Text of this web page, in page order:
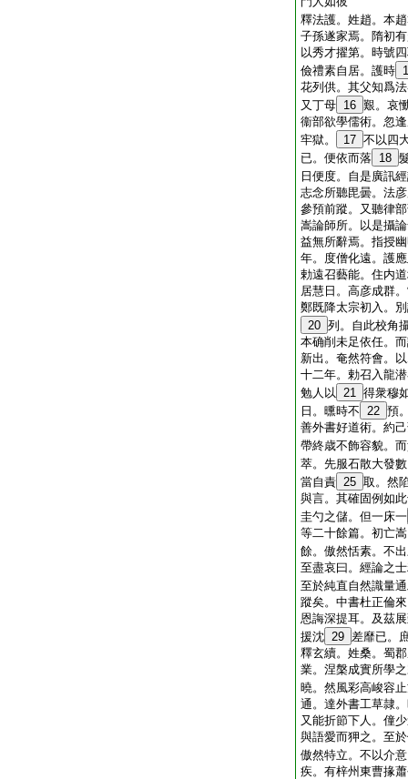
釋法護。姓趙。本
子孫遂家焉。隋初
以秀才擢第。時號
儉禮素自居。護時
花列供。其父知爲
又丁母 16 艱。哀
衞部欲學儒術。忽
牢獄。
17 不以四
已。便依而落
18
日便度。自是廣訊
志念所聽毘曇。法
參預前蹤。又聽律
嵩論師所。以是攝
益無所辭焉。指授
年。度僧化遠。護
勅遠召藝能。住内
居慧日。高彦成群
鄭既降太宗初入。
20 列。自此校角
本确削未足依任。
新出。奄然符會。
十二年。勅召入龍
勉人以 21 得衆穆
日。曛時不 22 預
善外書好道術。約
帶終歳不飾容貌。
萃。先服石散大發
當自責 25 取。然
與言。其確固例如
圭勺之儲。但一床一
等二十餘篇。初亡
餘。傲然恬素。不
至盡哀曰。經論之
至於純直自然識量
蹤矣。中書杜正倫
恩誨深提耳。及茲
援沈 29 差靡已。
釋玄續。姓桑。蜀
業。涅槃成實所學
曉。然風彩高峻容
通。達外書工草隷
又能折節下人。僮
與語愛而狎之。至
傲然特立。不以介
疾。有梓州東曹掾